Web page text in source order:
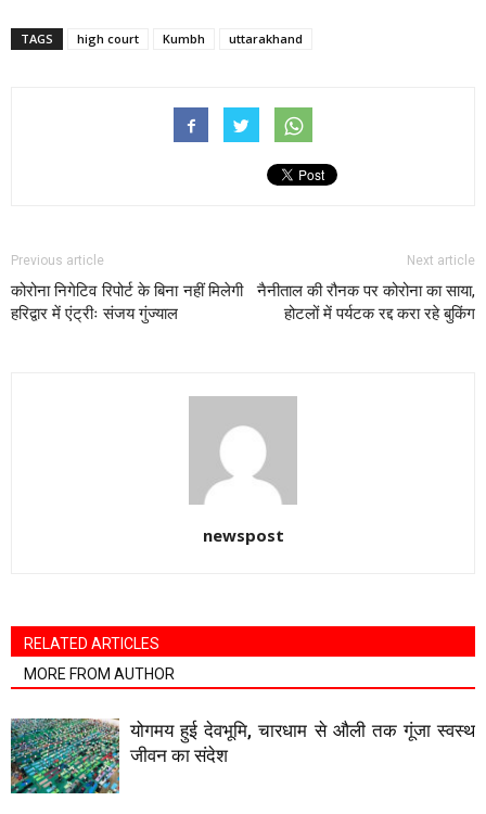
TAGS high court Kumbh uttarakhand
Previous article
कोरोना निगेटिव रिपोर्ट के बिना नहीं मिलेगी
हरिद्वार में एंट्रीः संजय गुंज्याल
Next article
नैनीताल की रौनक पर कोरोना का साया,
होटलों में पर्यटक रद्द करा रहे बुकिंग
newspost
RELATED ARTICLES
MORE FROM AUTHOR
योगमय हुई देवभूमि, चारधाम से औली तक गूंजा स्वस्थ
जीवन का संदेश